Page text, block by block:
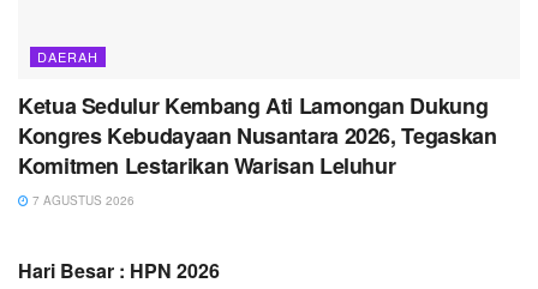
DAERAH
Ketua Sedulur Kembang Ati Lamongan Dukung
Kongres Kebudayaan Nusantara 2026, Tegaskan
Komitmen Lestarikan Warisan Leluhur
7 AGUSTUS 2026
Hari Besar : HPN 2026